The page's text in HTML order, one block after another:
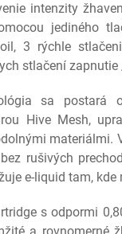
intenzity
jediného
3 rýchle
stlačení
sa
Hive Mesh,
materiálmi.
rušivých
e-liquid tam, kde
s odpormi